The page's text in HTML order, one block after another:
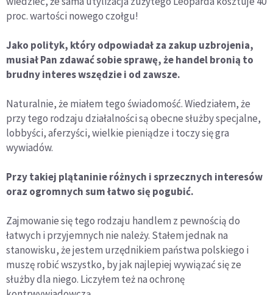
proc. wartości nowego czołgu!
Jako polityk, który odpowiadał za zakup uzbrojenia,
musiał Pan zdawać sobie sprawę, że handel bronią to
brudny interes wszędzie i od zawsze.
Naturalnie, że miałem tego świadomość. Wiedziałem, że
przy tego rodzaju działalności są obecne służby specjalne,
lobbyści, aferzyści, wielkie pieniądze i toczy się gra
wywiadów.
Przy takiej plątaninie różnych i sprzecznych interesów
oraz ogromnych sum łatwo się pogubić.
Zajmowanie się tego rodzaju handlem z pewnością do
łatwych i przyjemnych nie należy. Stałem jednak na
stanowisku, że jestem urzędnikiem państwa polskiego i
muszę robić wszystko, by jak najlepiej wywiązać się ze
służby dla niego. Liczyłem też na ochronę